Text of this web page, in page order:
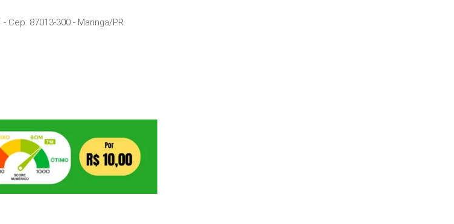
- Cep: 87013-300 - Maringa/PR